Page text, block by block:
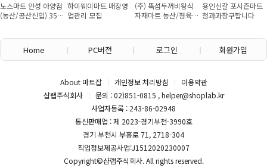
노스마트 안성 아양점
(농산/공산신입) 355
하이웨이마트 매장영
업관리 모집
(주) 뚝섬두꺼비왕식
자재마트 농산/졍육/
용인신갈 포시즌마트
청과과장구합니다
Home PC버전 로그인 회원가입
About 마트잡 개인정보 처리방침
이용약관
샵랩주식회사
문의 : 02)851-0815 , helper@shoplab.kr
사업자등록 : 243-86-02948
통신판매업 : 제 2023-경기부천-3990호
경기 부천시 부흥로 71, 2718-304
직업정보제공사업:J1512020230007
Copyright©샵랩주식회사. All rights reserved.